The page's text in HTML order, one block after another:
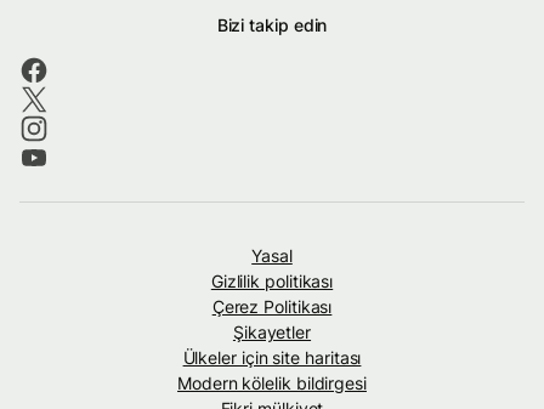
Bizi takip edin
Yasal
Gizlilik politikası
Çerez Politikası
Şikayetler
Ülkeler için site haritası
Modern kölelik bildirgesi